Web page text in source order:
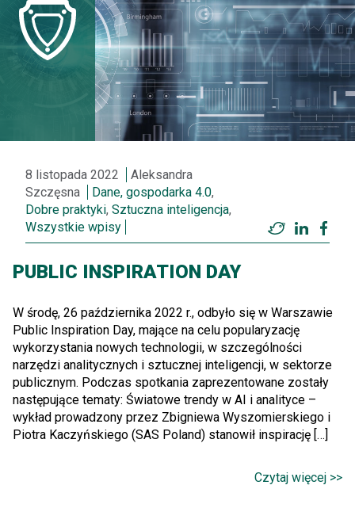
8 listopada 2022
Aleksandra
Szczęsna
Dane, gospodarka 4.0,
Dobre praktyki, Sztuczna inteligencja,
Wszystkie wpisy
Twitter
PUBLIC INSPIRATION DAY
W środę, 26 października 2022 r., odbyło się w Warszawie
Public Inspiration Day, mające na celu popularyzację
wykorzystania nowych technologii, w szczególności
narzędzi analitycznych i sztucznej inteligencji, w sektorze
publicznym. Podczas spotkania zaprezentowane zostały
następujące tematy: Światowe trendy w AI i analityce –
wykład prowadzony przez Zbigniewa Wyszomierskiego i
Piotra Kaczyńskiego (SAS Poland) stanowił inspirację […]
Czytaj więcej >>